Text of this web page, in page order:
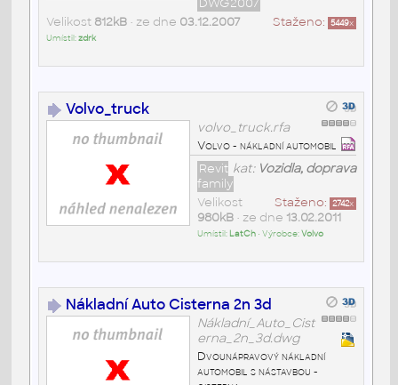
DWG2007
Staženo: 5449x
Velikost 812kB• ze dne 03.12.2007
Umístil:zdrk
Volvo_truck
volvo_truck.rfa
Volvo - nákladní automobil
kat: Vozidla, doprava
Revit
family
Staženo: 2742x
Velikost
980kB• ze dne 13.02.2011
Umístil: LatCh• Výrobce:Volvo
Nákladní Auto Cisterna 2n 3d
Nákladní_Auto_Cist
erna_2n_3d.dwg
Dvounápravový nákladní
automobil s nástavbou -